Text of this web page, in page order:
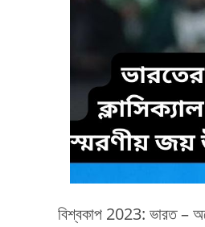
বিশ্বকাপ 2023: ভারত –